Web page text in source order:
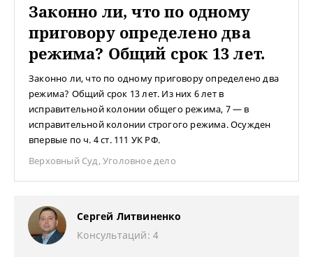
Законно ли, что по одному
приговору определено два
режима? Общий срок 13 лет.
Законно ли, что по одному приговору определено два
режима? Общий срок 13 лет. Из них 6 лет в
исправительной колонии общего режима, 7 — в
исправительной колонии строгого режима. Осужден
впервые по ч. 4 ст. 111 УК РФ.
Верховный Суд,Уголовное дело
Сергей Литвиненко
Консультаций: 4